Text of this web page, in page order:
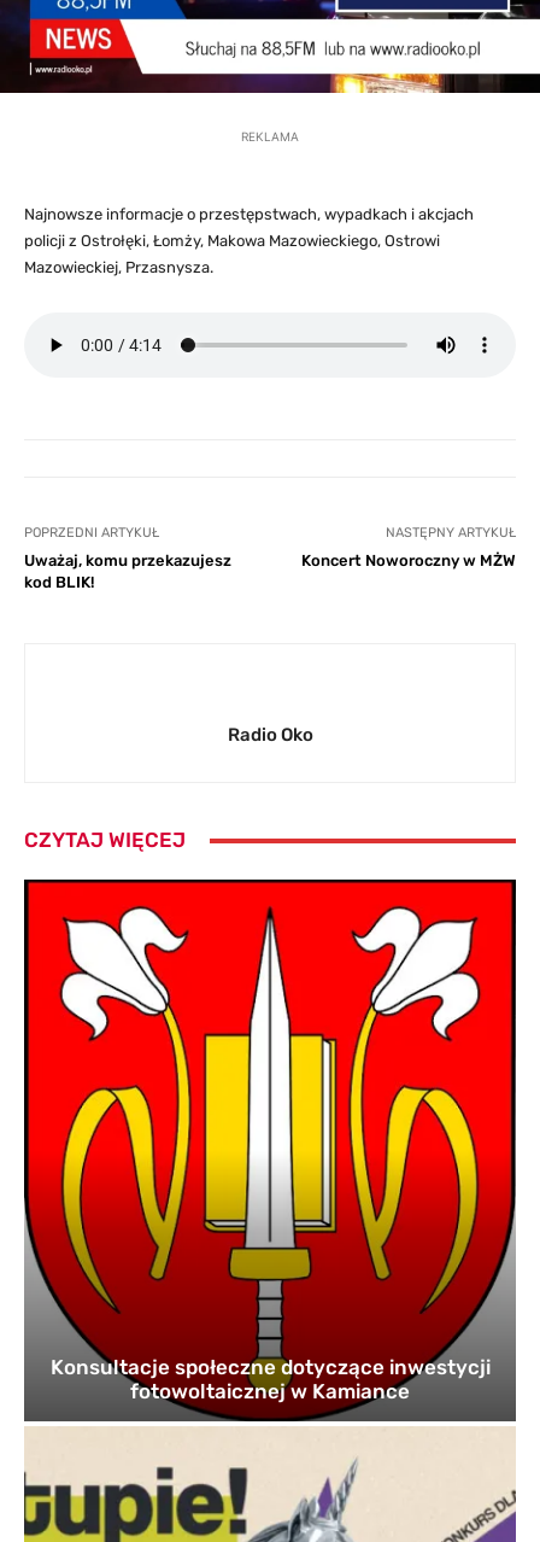
REKLAMA
Najnowsze informacje o przestępstwach, wypadkach i akcjach
policji z Ostrołęki, Łomży, Makowa Mazowieckiego, Ostrowi
Mazowieckiej, Przasnysza.
POPRZEDNI ARTYKUŁ
Uważaj, komu przekazujesz
kod BLIK!
NASTĘPNY ARTYKUŁ
Koncert Noworoczny w MŻW
Radio Oko
CZYTAJ WIĘCEJ
Konsultacje społeczne dotyczące inwestycji
fotowoltaicznej w Kamiance